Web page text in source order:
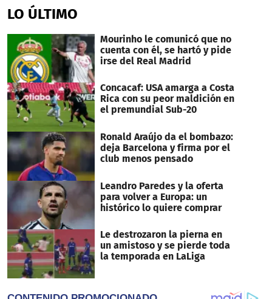
of
32
LO ÚLTIMO
Mourinho le comunicó que no
cuenta con él, se hartó y pide
irse del Real Madrid
Concacaf: USA amarga a Costa
Rica con su peor maldición en
el premundial Sub-20
Ronald Araújo da el bombazo:
deja Barcelona y firma por el
club menos pensado
Leandro Paredes y la oferta
para volver a Europa: un
histórico lo quiere comprar
Le destrozaron la pierna en
un amistoso y se pierde toda
la temporada en LaLiga